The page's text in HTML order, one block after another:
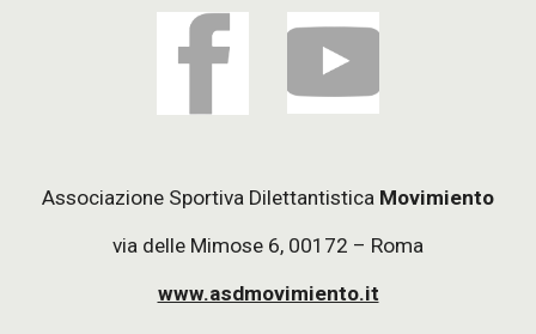
Associazione Sportiva Dilettantistica Movimiento
via delle Mimose 6, 00172 – Roma
www.asdmovimiento.it